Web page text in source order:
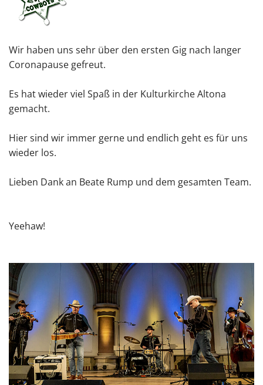
Wir haben uns sehr über den ersten Gig nach langer
Coronapause gefreut.
Es hat wieder viel Spaß in der Kulturkirche Altona
gemacht.
Hier sind wir immer gerne und endlich geht es für uns
wieder los.
Lieben Dank an Beate Rump und dem gesamten Team.
Yeehaw!